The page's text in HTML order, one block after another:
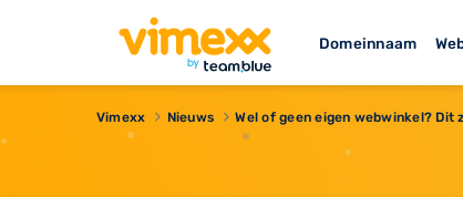
Domeinnaam
Vimexx Nieuws ​Wel of geen eigen webwinkel? Dit